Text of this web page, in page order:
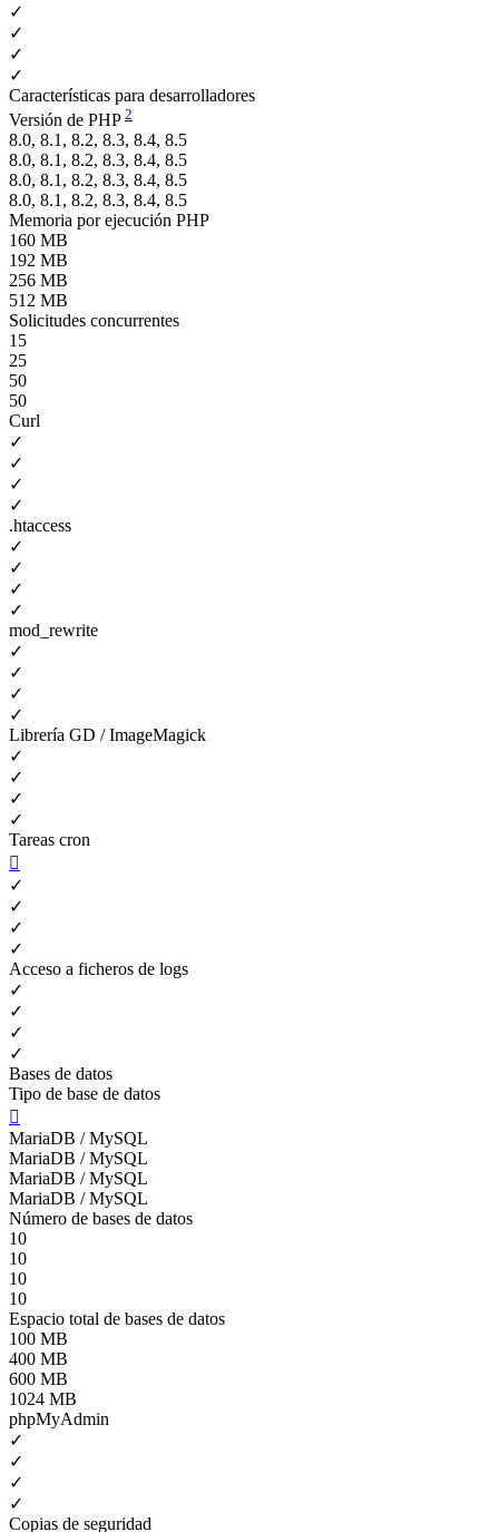
✓
✓
✓
✓
Características para desarrolladores
Versión de PHP 2
8.0, 8.1, 8.2, 8.3, 8.4, 8.5
8.0, 8.1, 8.2, 8.3, 8.4, 8.5
8.0, 8.1, 8.2, 8.3, 8.4, 8.5
8.0, 8.1, 8.2, 8.3, 8.4, 8.5
Memoria por ejecución PHP
160 MB
192 MB
256 MB
512 MB
Solicitudes concurrentes
15
25
50
50
Curl
✓
✓
✓
✓
.htaccess
✓
✓
✓
✓
mod_rewrite
✓
✓
✓
✓
Librería GD / ImageMagick
✓
✓
✓
✓
Tareas cron

✓
✓
✓
✓
Acceso a ficheros de logs
✓
✓
✓
✓
Bases de datos
Tipo de base de datos

MariaDB / MySQL
MariaDB / MySQL
MariaDB / MySQL
MariaDB / MySQL
Número de bases de datos
10
10
10
10
Espacio total de bases de datos
100 MB
400 MB
600 MB
1024 MB
phpMyAdmin
✓
✓
✓
✓
Copias de seguridad